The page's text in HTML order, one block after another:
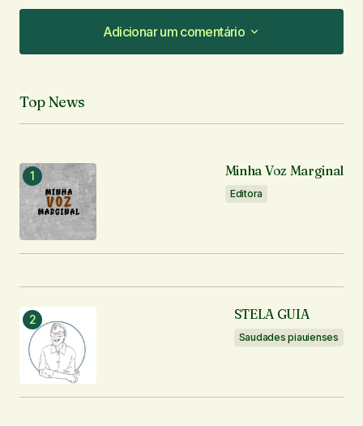
Adicionar um comentário
Adicionar um comentário
O seu endereço de e-mail não será publicado.
Comentário
Seu nome*
Seu e-mail
Enviar comentário
Top News
Minha Voz Marginal
Editora
STELA GUIA
Saudades piauienses